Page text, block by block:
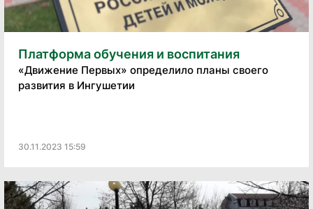
Платформа обучения и воспитания
«Движение Первых» определило планы своего
развития в Ингушетии
30.11.2023 15:59